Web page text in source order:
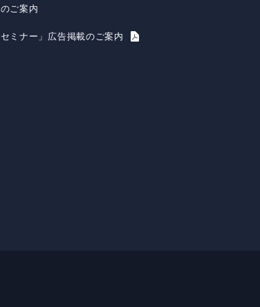
ご案内
ミナー」広告掲載のご案内